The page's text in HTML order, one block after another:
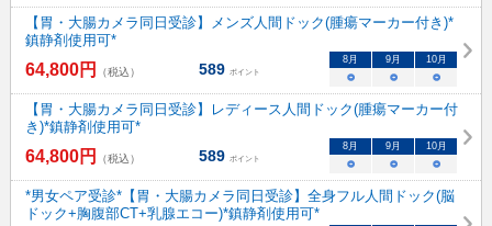
【胃・大腸カメラ同日受診】メンズ人間ドック(腫瘍マーカー付き)*
鎮静剤使用可*
64,800円 （税込） 589 ポイント
8月 9月 10月
○ ○ ○
【胃・大腸カメラ同日受診】レディース人間ドック(腫瘍マーカー付
き)*鎮静剤使用可*
64,800円 （税込） 589 ポイント
8月 9月 10月
○ ○ ○
*男女ペア受診*【胃・大腸カメラ同日受診】全身フル人間ドック(脳
ドック+胸腹部CT+乳腺エコー)*鎮静剤使用可*